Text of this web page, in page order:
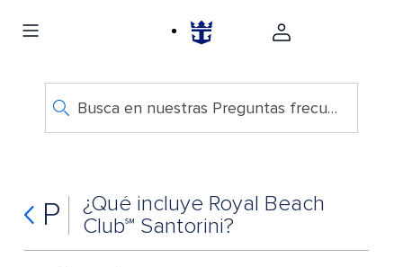
Busca en nuestras Preguntas frecuentes
P
¿Qué incluye Royal Beach
Club℠ Santorini?